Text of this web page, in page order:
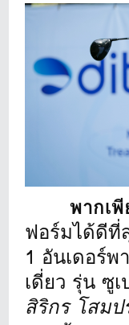
พากเ
ฟอร์มได้ดีที่
1 อันเดอร์
เดี่ยว รุ่น ซู
สิริกร โสม